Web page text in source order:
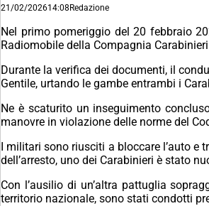
21/02/202614:08Redazione
Nel primo pomeriggio del 20 febbraio
Radiomobile della Compagnia
Durante la verifica dei documenti, il
Gentile, urtando le gambe entrambi i
Ne è scaturito un inseguimento
manovre in violazione delle norme del
I militari sono riusciti a bloccare l’auto e
dell’arresto, uno dei Carabinieri è stato
Con l’ausilio di un’altra pattuglia
territorio nazionale, sono stati condotti